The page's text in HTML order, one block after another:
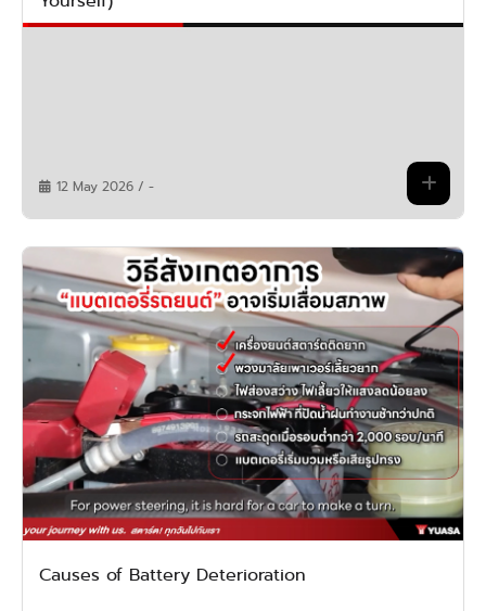
12 May 2026 / -
Causes of Battery Deterioration